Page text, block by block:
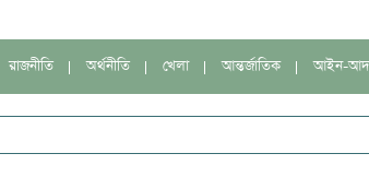
রাজনীতি অর্থনীতি খেলা আন্তর্জাতিক আইন-